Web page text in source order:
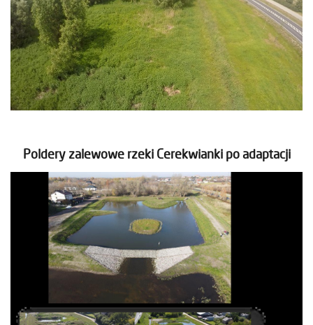
Poldery zalewowe rzeki Cerekwianki po adaptacji